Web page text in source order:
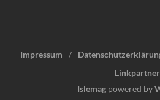
Impressum
Linkpartner
Islemagpowered by